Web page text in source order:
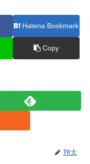
Hatena Bookmark
Copy
翔太